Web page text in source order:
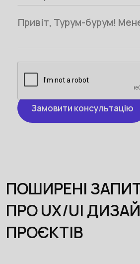
ПОШИРЕНІ
ПРО UX/UI
ПРОЄКТІВ